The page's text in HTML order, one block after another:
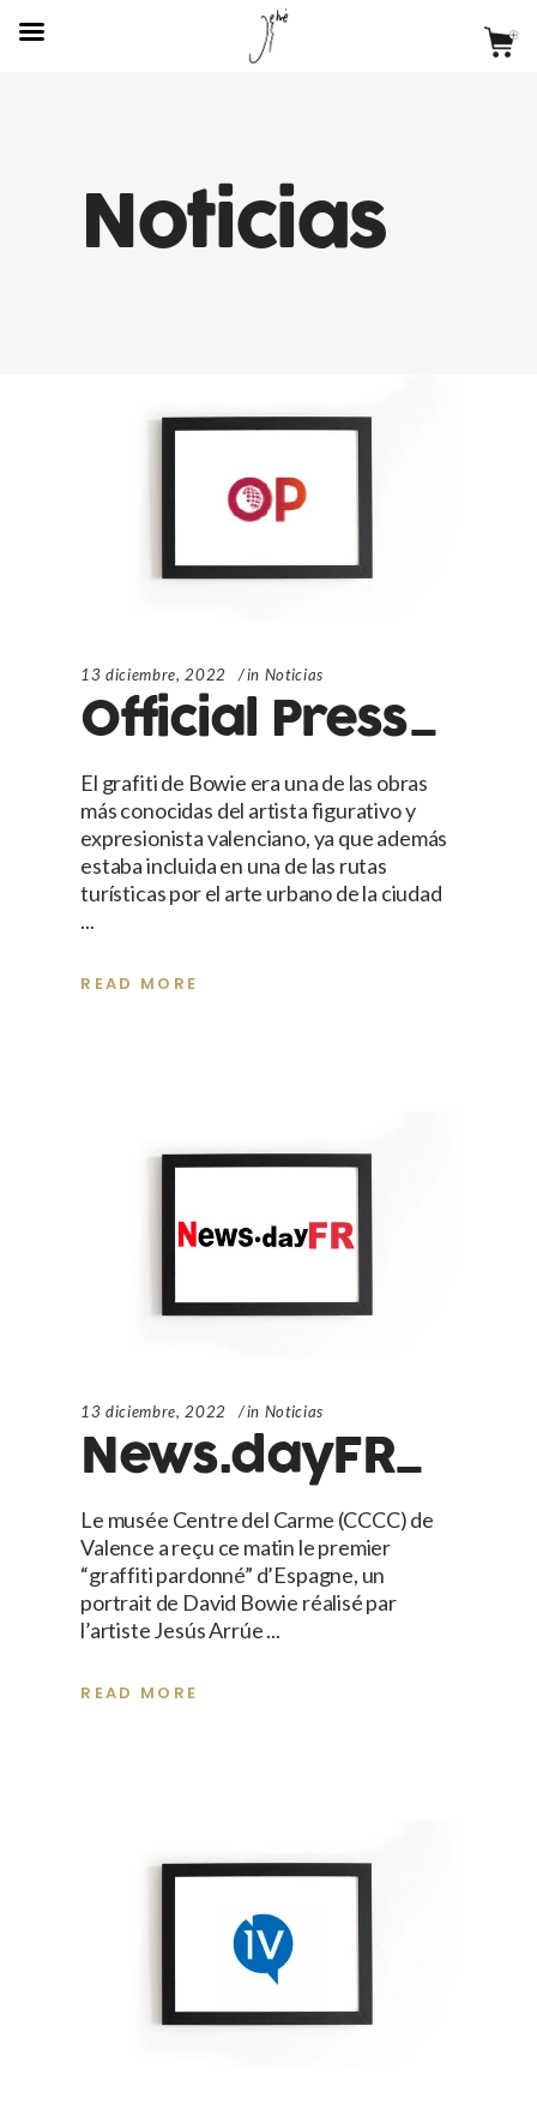
Noticias
13 diciembre, 2022 in Noticias
Official Press_
El grafiti de Bowie era una de las obras
más conocidas del artista figurativo y
expresionista valenciano, ya que además
estaba incluida en una de las rutas
turísticas por el arte urbano de la ciudad
READ MORE
13 diciembre, 2022 in Noticias
News.dayFR_
Le musée Centre del Carme (CCCC) de
Valence a reçu ce matin le premier
“graffiti pardonné” d’Espagne, un
portrait de David Bowie réalisé par
l’artiste Jesús Arrúe
READ MORE